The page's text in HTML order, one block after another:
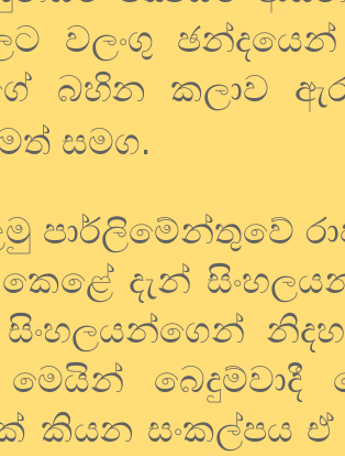
වලංගු
බහින කලාව
සමග.
පාර්ලිමේන්තුවේ
කෙළේ දැන්
සිංහලයන්ගෙන්
බෙදුම්වාදී
කියන සංකල්පය